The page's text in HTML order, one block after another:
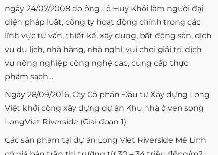
ngày 24/07/2008 do ông Lê Huy Khôi làm người đại
diện pháp luật, công ty hoạt động chính trong các
lĩnh vực tư vấn, thiết kế, xây dựng, bất động sản, dịch
vụ du lịch, nhà hàng, nhà nghỉ, vui chơi giải trí, dịch
vụ nông nghiệp công nghệ cao, cung cấp thực
phẩm sạch…
Ngày 28/09/2016, Cty Cổ phần Đầu tư Xây dựng Long
Việt khởi công xây dựng dự án Khu nhà ở ven song
LongViet Riverside (Giai đoạn 1).
Các sản phẩm tại dự án Long Viet Riverside Mê Linh